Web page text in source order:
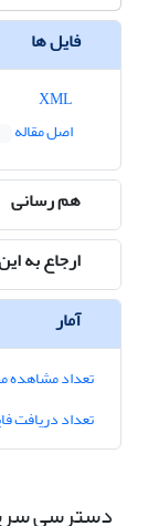
فایل ها
اصل مقاله
هم رسانی
ارجاع به
آمار
تعداد مشاهده
تعداد دریافت
دسترسی